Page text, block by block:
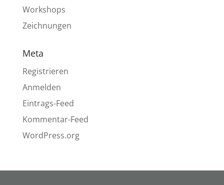
Workshops
Zeichnungen
Meta
Registrieren
Anmelden
Eintrags-Feed
Kommentar-Feed
WordPress.org